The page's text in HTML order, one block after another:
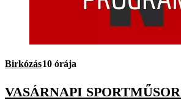
Birkózás10 órája
VASÁRNAPI